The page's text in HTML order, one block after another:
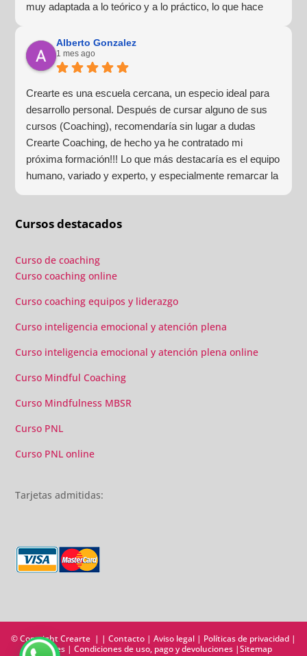
muy adaptada a lo teórico y a lo práctico, lo que hace
¡Para mí fue una excelente experiencia!
Alberto Gonzalez
1 mes ago
Crearte es una escuela cercana, un especio ideal para
desarrollo personal. Después de cursar alguno de sus
cursos (Coaching), recomendaría sin lugar a dudas
Crearte Coaching, de hecho ya he contratado mi
próxima formación!!! Lo que más destacaría es el equipo
humano, variado y experto, y especialmente remarcar la
añadido con multitud de formaciones, seminarios y
gran liderazgo de Beatriz Ricondo!!!
Cursos destacados
Curso de coaching
Curso coaching online
Curso coaching equipos y liderazgo
Curso inteligencia emocional y atención plena
Curso inteligencia emocional y atención plena online
Curso Mindful Coaching
Curso Mindfulness MBSR
Curso PNL
Curso PNL online
Tarjetas admitidas:
© Copyright Crearte | | Contacto| Aviso legal| Políticas de privacidad|
Cookies |Condiciones de uso, pago y devoluciones |Sitemap